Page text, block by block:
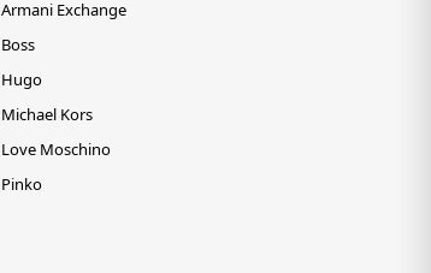
Armani Exchange
Boss
Hugo
Michael Kors
Love Moschino
Pinko